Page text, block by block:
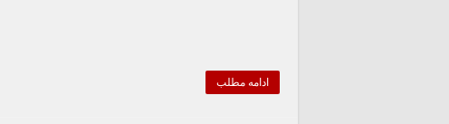
ادامه مطلب